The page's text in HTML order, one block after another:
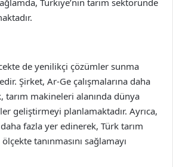
Türkiye’nin tarım sektöründe
de yenilikçi çözümler sunma
Şirket, Ar-Ge çalışmalarına daha
tarım makineleri alanında dünya
geliştirmeyi planlamaktadır. Ayrıca,
fazla yer edinerek, Türk tarım
tanınmasını sağlamayı